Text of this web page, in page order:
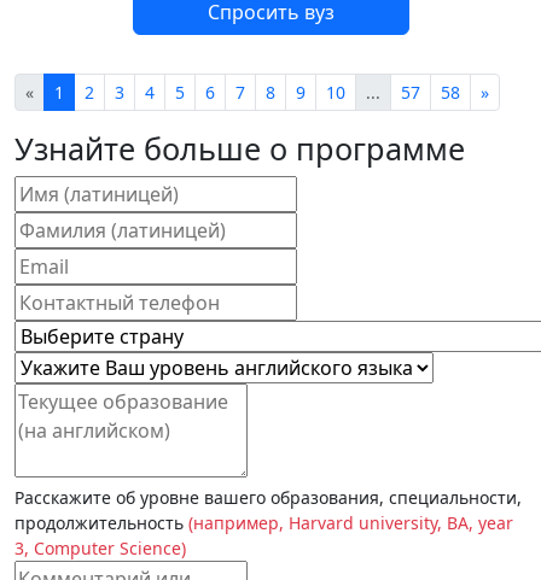
Спросить вуз
« 1 2 3 4 5 6 7 8 9 10 ... 57 58 »
Узнайте больше о программе
Расскажите об уровне вашего образования, специальности,
продолжительность (например, Harvard university, BA, year
3, Computer Science)